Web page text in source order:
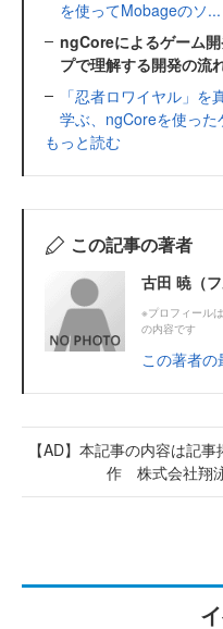
を使ってMobageのソ...
ngCoreによるゲーム
プで理解する開発の流
「忍者ロワイヤル」
学ぶ、ngCoreを使った
もっと読む
この記事の著者
古田 暁（
※プロフィール
の内容です
この著者
【AD】本記事の内容は記
作 株式会社翔